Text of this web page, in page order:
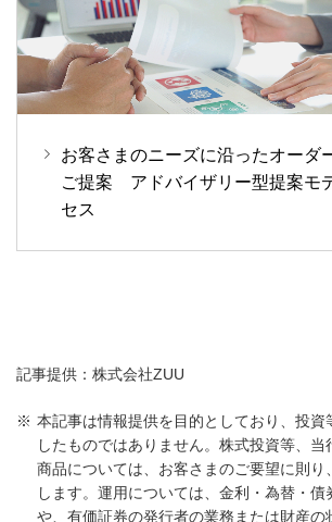
お客さまのニーズに沿ったオーダ
ご提案 アドバイザリー型提案モ
セス
記事提供：株式会社ZUU
本記事は情報提供を目的としており、投資
したものではありません。株式投資等、
商品については、お客さまのご要望に則り
します。運用については、金利・為替・債
や、有価証券の発行者の業務または財産の